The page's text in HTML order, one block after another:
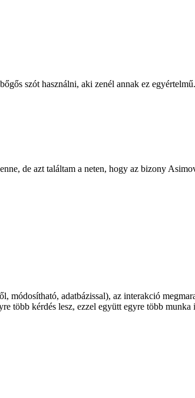
szót használni, aki zenél annak ez egyértelmű.
de azt találtam a neten, hogy az bizony
módosítható, adatbázissal), az interakció
több kérdés lesz, ezzel együtt egyre több munka